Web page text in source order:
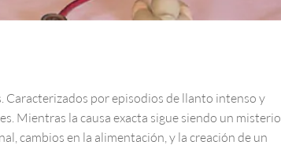
Caracterizados por episodios de llanto intenso y
Mientras la causa exacta sigue siendo un misterio,
cambios en la alimentación, y la creación de un